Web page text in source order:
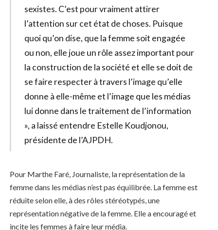
sexistes. C’est pour vraiment attirer
l’attention sur cet état de choses. Puisque
quoi qu’on dise, que la femme soit engagée
ou non, elle joue un rôle assez important pour
la construction de la société et elle se doit de
se faire respecter à travers l’image qu’elle
donne à elle-même et l’image que les médias
lui donne dans le traitement de l’information
», a laissé entendre Estelle Koudjonou,
présidente de l’AJPDH.
Pour Marthe Faré, Journaliste, la représentation de la
femme dans les médias n’est pas équilibrée. La femme est
réduite selon elle, à des rôles stéréotypés, une
représentation négative de la femme. Elle a encouragé et
incite les femmes à faire leur média.